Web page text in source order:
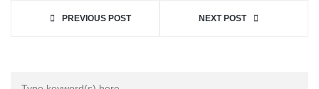
PREVIOUS POST NEXT POST